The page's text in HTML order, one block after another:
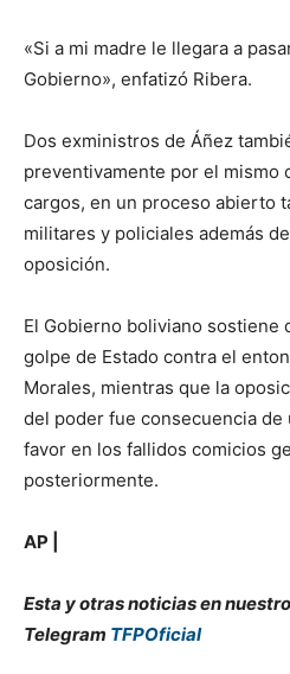
«Si a mi madre le llegara a
Gobierno», enfatizó Ribera.
Dos exministros de Áñez
preventivamente por el mismo
cargos, en un proceso abierto
militares y policiales además
oposición.
El Gobierno boliviano sostiene
golpe de Estado contra el
Morales, mientras que la
del poder fue consecuencia de
favor en los fallidos comicios
posteriormente.
AP |
Esta y otras noticias en
Telegram TFPOficial